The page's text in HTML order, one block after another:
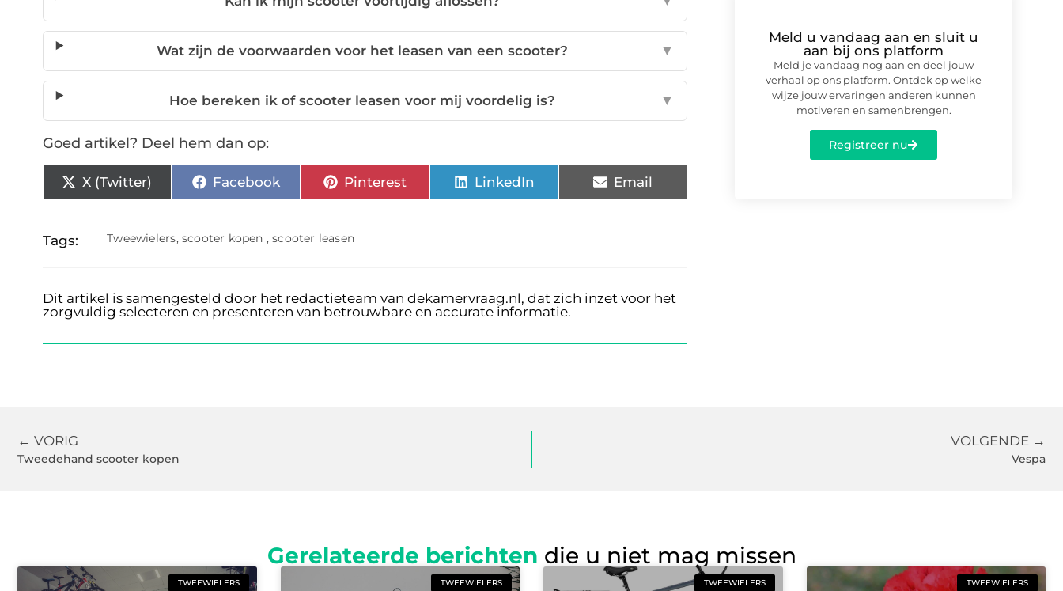
Wat zijn de voorwaarden voor het leasen van een scooter? ▼
Hoe bereken ik of scooter leasen voor mij voordelig is? ▼
Goed artikel? Deel hem dan op:
X (Twitter) Facebook Pinterest LinkedIn Email
Tags: Tweewielers, scooter kopen ,scooter leasen
Dit artikel is samengesteld door het redactieteam van dekamervraag.nl, dat zich inzet voor het
zorgvuldig selecteren en presenteren van betrouwbare en accurate informatie.
Meld u vandaag aan en sluit u
aan bij ons platform
Meld je vandaag nog aan en deel jouw
verhaal op ons platform. Ontdek op welke
wijze jouw ervaringen anderen kunnen
motiveren en samenbrengen.
Registreer nu
← VORIG
Tweedehand scooter kopen
VOLGENDE →
Vespa
Gerelateerde berichten die u niet mag missen
TWEEWIELERS TWEEWIELERS TWEEWIELERS TWEEWIELERS